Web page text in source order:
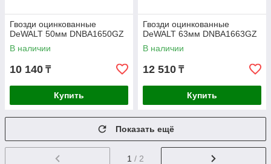
Гвозди оцинкованные
DeWALT 50мм DNBA1650GZ
В наличии
10 140 ₸
Купить
Гвозди оцинкованные
DeWALT 63мм DNBA1663GZ
В наличии
12 510 ₸
Купить
Показать ещё
1 / 2